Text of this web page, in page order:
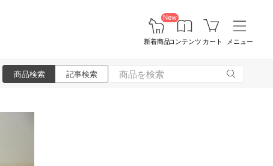
New
新着商品コンテンツ カート メニュー
商品検索 記事検索